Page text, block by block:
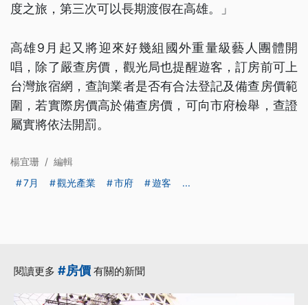
度之旅，第三次可以長期渡假在高雄。」
高雄9月起又將迎來好幾組國外重量級藝人團體開
唱，除了嚴查房價，觀光局也提醒遊客，訂房前可上
台灣旅宿網，查詢業者是否有合法登記及備查房價範
圍，若實際房價高於備查房價，可向市府檢舉，查證
屬實將依法開罰。
楊宜珊 / 編輯
7月
觀光產業 市府 遊客 ...
閱讀更多 #房價 有關的新聞